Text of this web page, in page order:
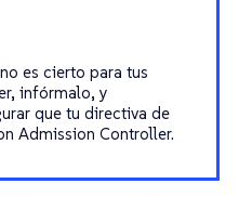
es cierto para tus
infórmalo, y
que tu directiva de
Admission Controller.